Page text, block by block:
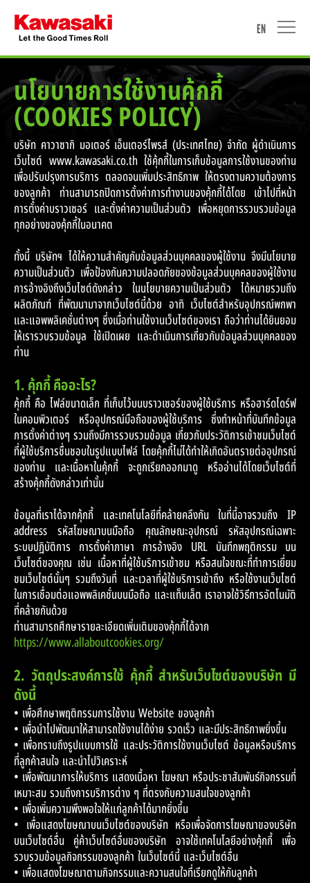
EN
HOME
MOTORCYCLE
WATERCRAFT
ACCESSORIES & APPAREL
PROMOTION
NEWS
LOCATE A DEALER
SERVICE
SERVICE PACKAGE
CONTACT
นโยบายการใช้งานคุ้กกี้
(COOKIES POLICY)
บริษัท คาวาซากิ มอเตอร์ เอ็นเตอร์ไพรส์ (ประเทศไทย) จำกัด ผู้ดำเนินการ
เว็บไซต์ www.kawasaki.co.th ใช้คุ้กกี้ในการเก็บข้อมูลการใช้งานของท่าน
เพื่อปรับปรุงการบริการ ตลอดจนเพิ่มประสิทธิภาพ ให้ตรงตามความต้องการ
ของลูกค้า ท่านสามารถปิดการตั้งค่าการทำงานของคุ้กกี้ได้โดย เข้าไปที่หน้า
การตั้งค่าบราวเซอร์ และตั้งค่าความเป็นส่วนตัว เพื่อหยุดการรวบรวมข้อมูล
ทุกอย่างของคุ้กกี้ในอนาคต
ทั้งนี้ บริษัทฯ ได้ให้ความสำคัญกับข้อมูลส่วนบุคคลของผู้ใช้งาน จึงมีนโยบาย
ความเป็นส่วนตัว เพื่อป้องกันความปลอดภัยของข้อมูลส่วนบุคคลของผู้ใช้งาน
การอ้างอิงถึงเว็บไซต์ดังกล่าว ในนโยบายความเป็นส่วนตัว ได้หมายรวมถึง
ผลิตภัณฑ์ ที่พัฒนามาจากเว็บไซต์นี้ด้วย อาทิ เว็บไซต์สำหรับอุปกรณ์พกพา
และแอพพลิเคชั่นต่างๆ ซึ่งเมื่อท่านใช้งานเว็บไซต์ของเรา ถือว่าท่านได้ยินยอม
ให้เรารวบรวมข้อมูล ใช้เปิดเผย และดำเนินการเกี่ยวกับข้อมูลส่วนบุคคลของ
ท่าน
1. คุ้กกี้ คืออะไร?
คุ้กกี้ คือ ไฟล์ขนาดเล็ก ที่เก็บไว้บนบราวเซอร์ของผู้ใช้บริการ หรือฮาร์ดไดร์ฟ
ในคอมพิวเตอร์ หรืออุปกรณ์มือถือของผู้ใช้บริการ ซึ่งทำหน้าที่บันทึกข้อมูล
การตั้งค่าต่างๆ รวมถึงมีการรวบรวมข้อมูล เกี่ยวกับประวัติการเข้าชมเว็บไซต์
ที่ผู้ใช้บริการชื่นชอบในรูปแบบไฟล์ โดยคุ้กกี้ไม่ได้ทำให้เกิดอันตรายต่ออุปกรณ์
ของท่าน และเนื้อหาในคุ้กกี้ จะถูกเรียกออกมาดู หรืออ่านได้โดยเว็บไซต์ที่
สร้างคุ้กกี้ดังกล่าวเท่านั้น
ข้อมูลที่เราได้จากคุ้กกี้ และเทคโนโลยีที่คล้ายคลึงกัน ในที่นี้อาจรวมถึง IP
address รหัสโฆษณาบนมือถือ คุณลักษณะอุปกรณ์ รหัสอุปกรณ์เฉพาะ
ระบบปฏิบัติการ การตั้งค่าภาษา การอ้างอิง URL บันทึกพฤติกรรม บน
เว็บไซต์ของคุณ เช่น เนื้อหาที่ผู้ใช้บริการเข้าชม หรือสนใจขณะที่ทำการเยี่ยม
ชมเว็บไซต์นั้นๆ รวมถึงวันที่ และเวลาที่ผู้ใช้บริการเข้าถึง หรือใช้งานเว็บไซต์
ในการเชื่อมต่อแอพพลิเคชั่นบนมือถือ และแท็บเล็ต เราอาจใช้วิธีการอัตโนมัติ
ที่คล้ายกันด้วย
ท่านสามารถศึกษารายละเอียดเพิ่มเติมของคุ้กกี้ได้จาก
https://www.allaboutcookies.org/
2. วัตถุประสงค์การใช้ คุ้กกี้ สำหรับเว็บไซต์ของบริษัท มี
ดังนี้
• เพื่อศึกษาพฤติกรรมการใช้งาน Website ของลูกค้า
• เพื่อนำไปพัฒนาให้สามารถใช้งานได้ง่าย รวดเร็ว และมีประสิทธิภาพยิ่งขึ้น
• เพื่อทราบถึงรูปแบบการใช้ และประวัติการใช้งานเว็บไซต์ ข้อมูลหรือบริการ
ที่ลูกค้าสนใจ และนำไปวิเคราะห์
• เพื่อพัฒนาการให้บริการ แสดงเนื้อหา โฆษณา หรือประชาสัมพันธ์กิจกรรมที่
เหมาะสม รวมถึงการบริการต่าง ๆ ที่ตรงกับความสนใจของลูกค้า
• เพื่อเพิ่มความพึงพอใจให้แก่ลูกค้าได้มากยิ่งขึ้น
• เพื่อแสดงโฆษณาบนเว็บไซต์ของบริษัท หรือเพื่อจัดการโฆษณาของบริษัท
บนเว็บไซต์อื่น คู่ค้าเว็บไซต์อื่นของบริษัท อาจใช้เทคโนโลยีอย่างคุ้กกี้ เพื่อ
รวบรวมข้อมูลกิจกรรมของลูกค้า ในเว็บไซต์นี้ และเว็บไซต์อื่น
• เพื่อแสดงโฆษณาตามกิจกรรมและความสนใจที่เรียกดูให้กับลูกค้า